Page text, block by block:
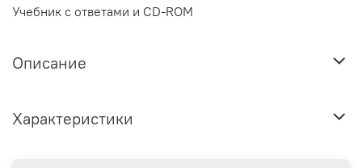
Учебник с ответами и CD-ROM
Описание
Характеристики